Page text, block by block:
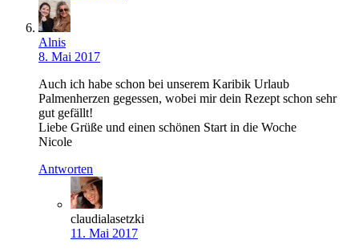
Alnis
8. Mai 2017
Auch ich habe schon bei unserem Karibik Urlaub
Palmenherzen gegessen, wobei mir dein Rezept schon sehr
gut gefällt!
Liebe Grüße und einen schönen Start in die Woche
Nicole
Antworten
claudialasetzki
11. Mai 2017